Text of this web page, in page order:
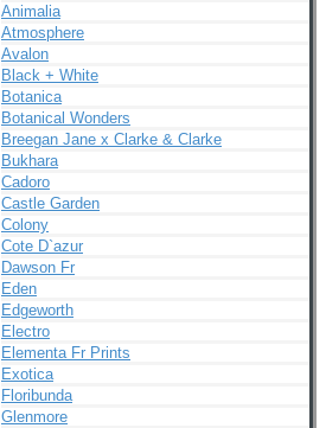
Animalia
Atmosphere
Avalon
Black + White
Botanica
Botanical Wonders
Breegan Jane x Clarke & Clarke
Bukhara
Cadoro
Castle Garden
Colony
Cote D`azur
Dawson Fr
Eden
Edgeworth
Electro
Elementa Fr Prints
Exotica
Floribunda
Glenmore